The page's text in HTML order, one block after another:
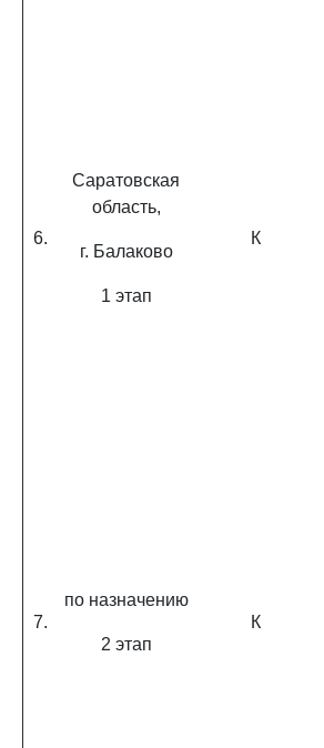
6.
Саратовская
область,
г. Балаково
1 этап
К
7.
по назначению
2 этап
К